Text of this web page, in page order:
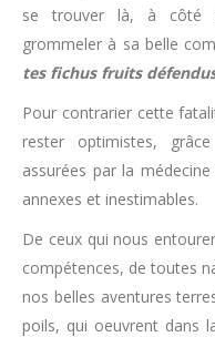
se trouver là, à côté
grommeler à sa belle
tes fichus fruits
Pour contrarier cette
rester optimistes,
assurées par la médecine
annexes et inestimables.
De ceux qui nous
compétences, de toutes
nos belles aventures
poils, qui oeuvrent dans